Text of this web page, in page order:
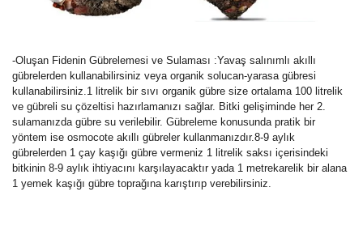
-Oluşan Fidenin Gübrelemesi ve Sulaması :Yavaş salınımlı akıllı
gübrelerden kullanabilirsiniz veya organik solucan-yarasa gübresi
kullanabilirsiniz.1 litrelik bir sıvı organik gübre size ortalama 100 litrelik
ve gübreli su çözeltisi hazırlamanızı sağlar. Bitki gelişiminde her 2.
sulamanızda gübre su verilebilir. Gübreleme konusunda pratik bir
yöntem ise osmocote akıllı gübreler kullanmanızdır.8-9 aylık
gübrelerden 1 çay kaşığı gübre vermeniz 1 litrelik saksı içerisindeki
bitkinin 8-9 aylık ihtiyacını karşılayacaktır yada 1 metrekarelik bir alana
1 yemek kaşığı gübre toprağına karıştırıp verebilirsiniz.